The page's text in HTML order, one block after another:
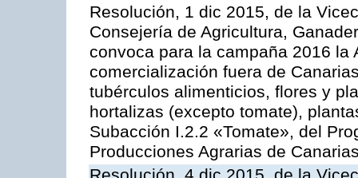
Resolución, 1 dic 2015, de la
Consejería de Agricultura,
convoca para la campaña 2016 la
comercialización fuera de
tubérculos alimenticios, flores y
hortalizas (excepto tomate),
Subacción I.2.2 «Tomate», del
Producciones Agrarias de